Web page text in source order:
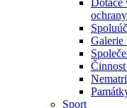
Galerie
Sport